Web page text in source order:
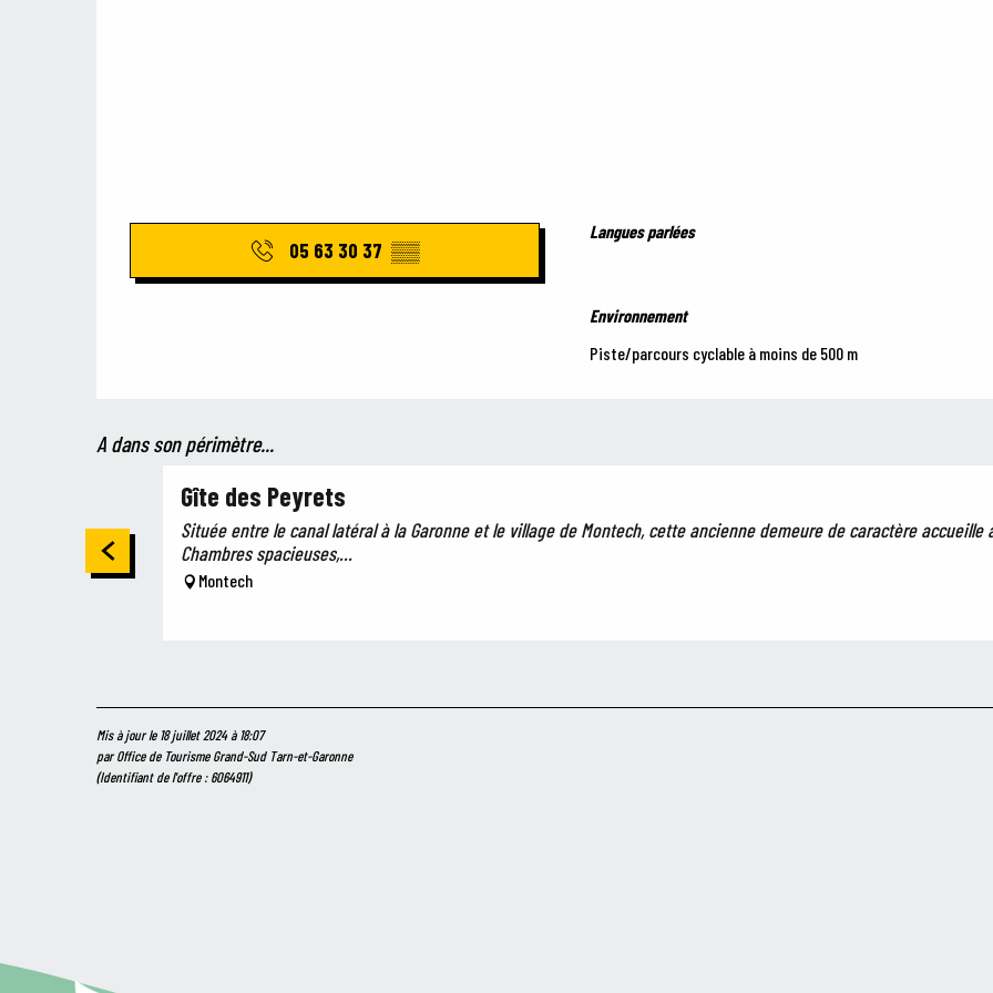
05 63 30 37 ▒▒
Langues parlées
Langues parlées
Environnement
Environnement
Piste/parcours cyclable à moins de 500 m
A dans son périmètre...
Gîte des Peyrets
Située entre le canal latéral à la Garonne et le village de Montech, cette ancienne demeure de caractère
Chambres spacieuses,...
Montech
Mis à jour le 18 juillet 2024 à 18:07
par Office de Tourisme Grand-Sud Tarn-et-Garonne
(Identifiant de l'offre :6064911)